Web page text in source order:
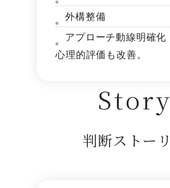
外構整備
アプローチ動線明確化
心理的評価も改善。
Story
判断ストー